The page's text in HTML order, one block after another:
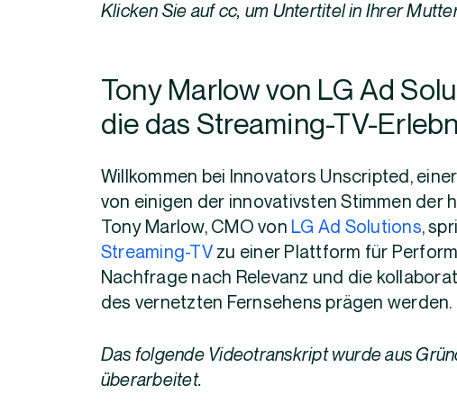
Klicken Sie auf cc, um Untertitel in Ihrer
Tony Marlow von LG Ad
die das Streaming-TV-
Willkommen bei Innovators Unscripted,
von einigen der innovativsten Stimmen der
Tony Marlow, CMO von LG Ad Solutions,
Streaming-TVzu einer Plattform für
Nachfrage nach Relevanz und die
des vernetzten Fernsehens prägen werden.
Das folgende Videotranskript wurde aus
überarbeitet.